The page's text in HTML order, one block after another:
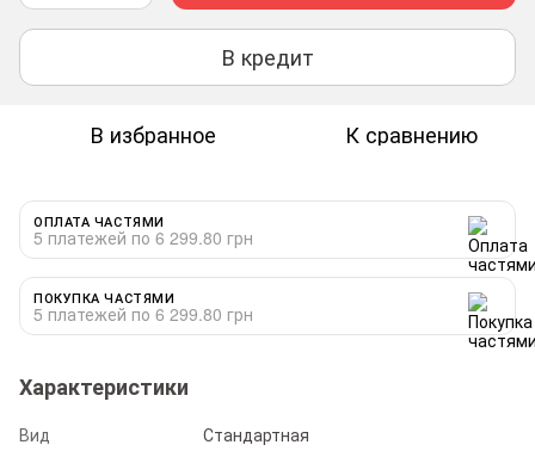
В кредит
В избранное К сравнению
ОПЛАТА ЧАСТЯМИ
5 платежей по 6 299.80 грн
ПОКУПКА ЧАСТЯМИ
5 платежей по 6 299.80 грн
Характеристики
Вид
Стандартная